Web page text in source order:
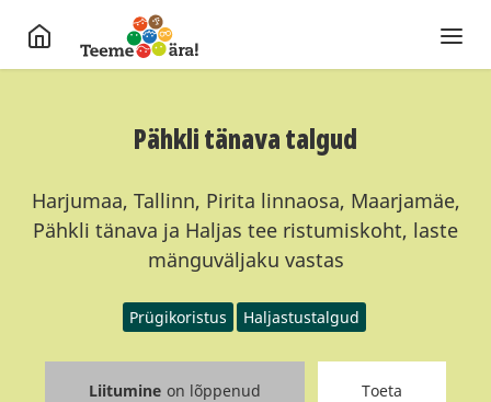
Pähkli tänava talgud
Harjumaa, Tallinn, Pirita linnaosa, Maarjamäe,
Pähkli tänava ja Haljas tee ristumiskoht, laste
mänguväljaku vastas
Prügikoristus Haljastustalgud
Liitumine on lõppenud Toeta